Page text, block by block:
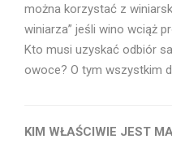
można korzystać z
winiarza” jeśli wino wciąż
Kto musi uzyskać odbiór
owoce? O tym wszystkim
KIM WŁAŚCIWIE JEST